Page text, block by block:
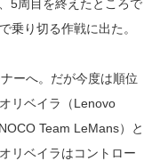
5周目を終えたところで
乗り切る作戦に出た。
ーへ。だが今度は順位
リベイラ（Lenovo
Team LeMans）と
リベイラはコントロー